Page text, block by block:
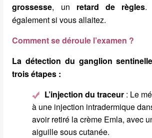
grossesse, un retard de règles.
également si vous allaitez.
Comment se déroule l’examen ?
La détection du ganglion
trois étapes :
L’injection du traceur : Le
à une injection intradermique
avoir retiré la crème Emla, avec
aiguille sous cutanée.